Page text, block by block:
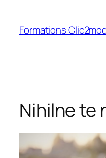
contenu
Formations
Nihilne te